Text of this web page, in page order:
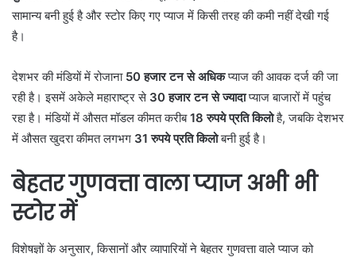
सामान्य बनी हुई है और स्टोर किए गए प्याज में किसी तरह की कमी नहीं देखी गई
है।
देशभर की मंडियों में रोजाना 50 हजार टन से अधिकप्याज की आवक दर्ज की जा
रही है। इसमें अकेले महाराष्ट्र से 30 हजार टन से ज्यादाप्याज बाजारों में पहुंच
रहा है। मंडियों में औसत मॉडल कीमत करीब18 रुपये प्रति किलोहै, जबकि देशभर
में औसत खुदरा कीमत लगभग 31 रुपये प्रति किलोबनी हुई है।
बेहतर गुणवत्ता वाला प्याज अभी भी
स्टोर में
विशेषज्ञों के अनुसार, किसानों और व्यापारियों ने बेहतर गुणवत्ता वाले प्याज को